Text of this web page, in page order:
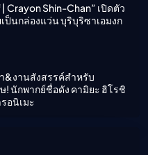
Crayon Shin-Chan” เปิดตัว
ป็นกล่องแว่น บุริบุริซาเอมงก
&งานสังสรรค์สำหรับ
! นักพากย์ชื่อดัง คามิยะ ฮิโรชิ
อนิเมะ